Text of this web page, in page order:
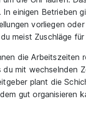
einigen Betrieben
vorliegen
meist Zuschläge
die Arbeitszeiten
du mit wechselnden
plant die
gut organisieren